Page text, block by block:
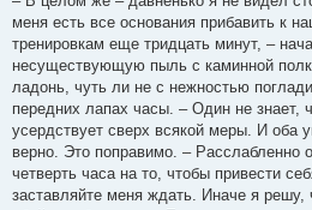
меня есть все основания прибавить к
тренировкам еще тридцать минут, –
несуществующую пыль с каминной
ладонь, чуть ли не с нежностью
передних лапах часы. – Один не знает,
усердствует сверх всякой меры. И оба
верно. Это поправимо. – Расслабленно
четверть часа на то, чтобы привести
заставляйте меня ждать. Иначе я